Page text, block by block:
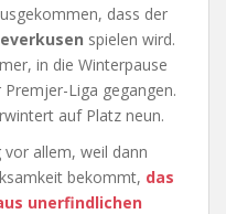
dass der
spielen wird.
in die Winterpause
Liga gegangen.
auf Platz neun.
allem, weil dann
bekommt, das
unerfindlichen